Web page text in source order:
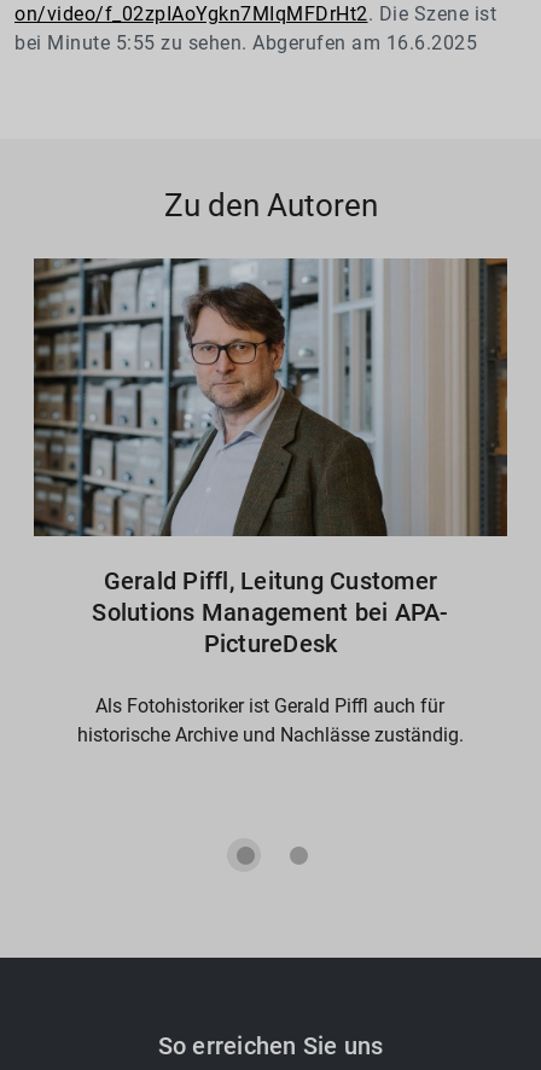
on/video/f_02zpIAoYgkn7MIqMFDrHt2. Die Szene ist
bei Minute 5:55 zu sehen. Abgerufen am 16.6.2025
Zu den Autoren
Gerald Piffl, Leitung Customer
Solutions Management bei APA-
PictureDesk
Als Fotohistoriker ist Gerald Piffl auch für
historische Archive und Nachlässe zuständig.
So erreichen Sie uns